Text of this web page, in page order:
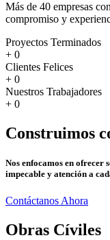
Más de 40 empresas
compromiso y
Proyectos Terminados
+ 0
Clientes Felices
+ 0
Nuestros Trabajadores
+ 0
Construimos
Nos enfocamos en ofrecer
impecable y atención a
Contáctanos Ahora
Obras Cíviles